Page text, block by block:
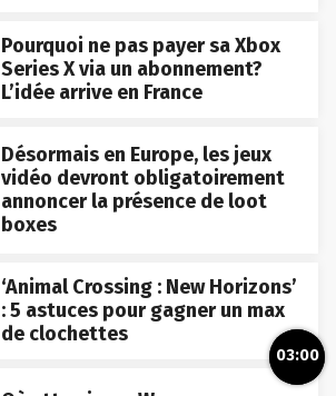
Pourquoi ne pas payer sa Xbox
Series X via un abonnement?
L’idée arrive en France
Désormais en Europe, les jeux
vidéo devront obligatoirement
annoncer la présence de loot
boxes
‘Animal Crossing : New Horizons’
: 5 astuces pour gagner un max
de clochettes
03:00